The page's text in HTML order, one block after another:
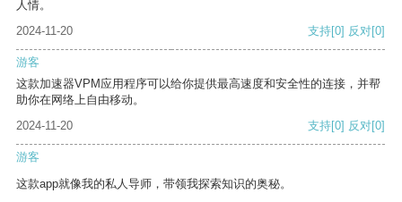
人情。
2024-11-20
支持[0] 反对[0]
游客
这款加速器VPM应用程序可以给你提供最高速度和安全性的连接，并帮
助你在网络上自由移动。
2024-11-20
支持[0] 反对[0]
游客
这款app就像我的私人导师，带领我探索知识的奥秘。